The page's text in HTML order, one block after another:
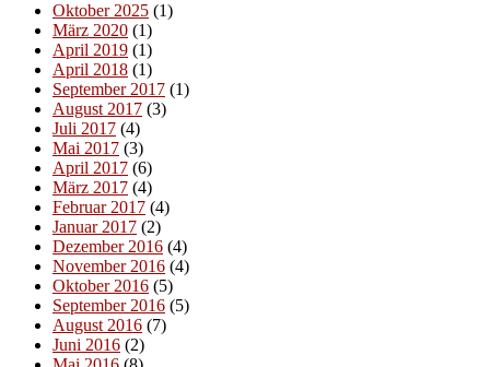
Oktober 2025 (1)
März 2020 (1)
April 2019 (1)
April 2018 (1)
September 2017 (1)
August 2017 (3)
Juli 2017 (4)
Mai 2017 (3)
April 2017 (6)
März 2017 (4)
Februar 2017 (4)
Januar 2017 (2)
Dezember 2016 (4)
November 2016 (4)
Oktober 2016 (5)
September 2016 (5)
August 2016 (7)
Juni 2016 (2)